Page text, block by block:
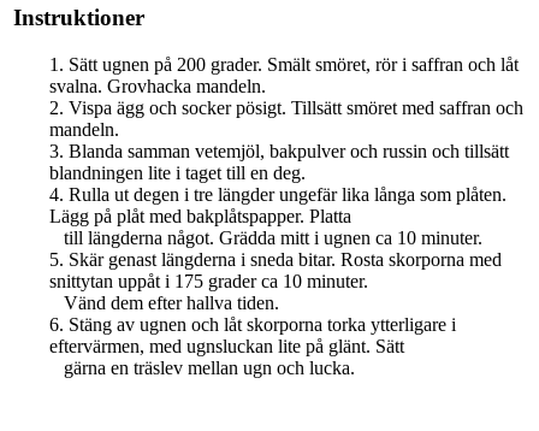
Instruktioner
1. Sätt ugnen på 200 grader. Smält smöret, rör i saffran och låt
svalna. Grovhacka mandeln.
2. Vispa ägg och socker pösigt. Tillsätt smöret med saffran och
mandeln.
3. Blanda samman vetemjöl, bakpulver och russin och tillsätt
blandningen lite i taget till en deg.
4. Rulla ut degen i tre längder ungefär lika långa som plåten.
Lägg på plåt med bakplåtspapper. Platta
till längderna något. Grädda mitt i ugnen ca 10 minuter.
5. Skär genast längderna i sneda bitar. Rosta skorporna med
snittytan uppåt i 175 grader ca 10 minuter.
Vänd dem efter hallva tiden.
6. Stäng av ugnen och låt skorporna torka ytterligare i
eftervärmen, med ugnsluckan lite på glänt. Sätt
gärna en träslev mellan ugn och lucka.